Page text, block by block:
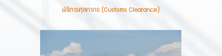
พิธีการศุลกากร (Customs Clearance)